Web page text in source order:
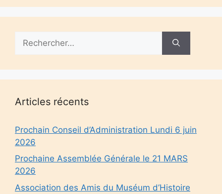
Articles récents
Prochain Conseil d’Administration Lundi 6 juin
2026
Prochaine Assemblée Générale le 21 MARS
2026
Association des Amis du Muséum d’Histoire